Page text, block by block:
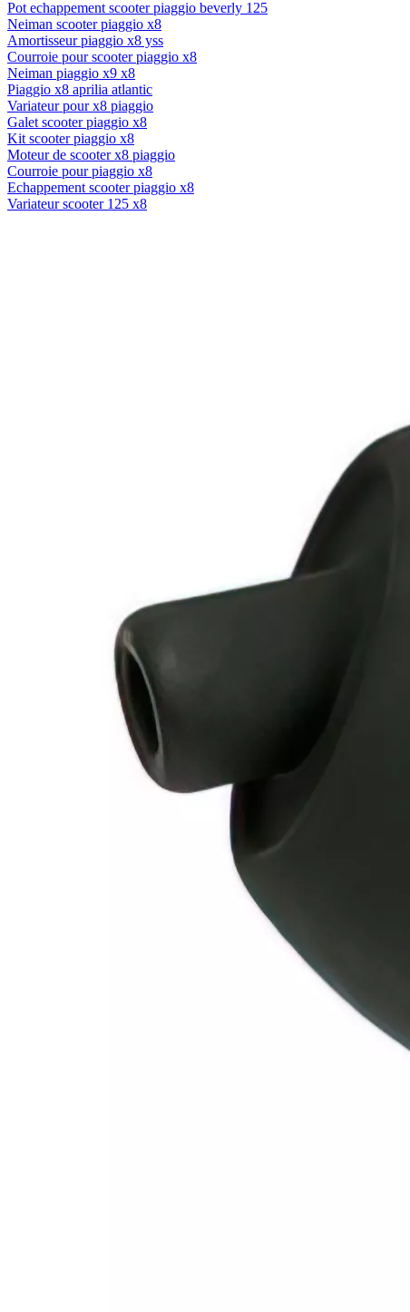
Pot echappement scooter piaggio beverly 125
Neiman scooter piaggio x8
Amortisseur piaggio x8 yss
Courroie pour scooter piaggio x8
Neiman piaggio x9 x8
Piaggio x8 aprilia atlantic
Variateur pour x8 piaggio
Galet scooter piaggio x8
Kit scooter piaggio x8
Moteur de scooter x8 piaggio
Courroie pour piaggio x8
Echappement scooter piaggio x8
Variateur scooter 125 x8